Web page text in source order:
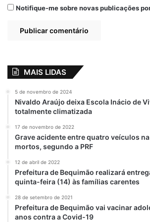
homenageando Nossa
público.
bairro foi muito bom. Só
pouco da nossa cultura, já
ir nos grandes arraiais”,
Ferreira, de 69 anos.
Projeto
Idealizado pelo prefeito
executado pela Secretaria
Cultura (Secult), o “São
percorreu comunidades das
Rural de São Luís
Notifique-me sobre novas publicações
MAIS LIDAS
5 de novembro de 2024
Nivaldo Araújo deixa Escola Inácio de
totalmente climatizada
17 de novembro de 2022
Grave acidente entre quatro veículos na
mortos, segundo a PRF
12 de abril de 2022
Prefeitura de Bequimão realizará
quinta-feira (14) às famílias carentes
28 de setembro de 2021
Prefeitura de Bequimão vai vacinar
anos contra a Covid-19